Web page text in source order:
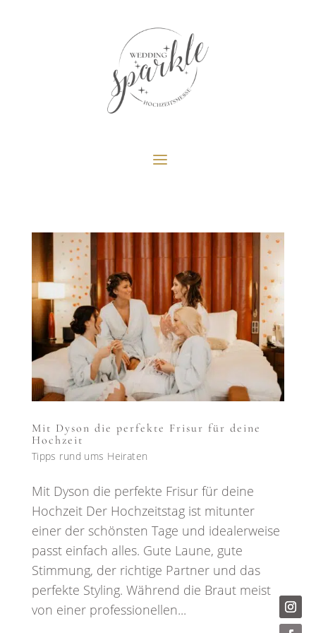
Mit Dyson die perfekte Frisur für deine
Hochzeit
Tipps rund ums Heiraten
Mit Dyson die perfekte Frisur für deine
Hochzeit Der Hochzeitstag ist mitunter
einer der schönsten Tage und idealerweise
passt einfach alles. Gute Laune, gute
Stimmung, der richtige Partner und das
perfekte Styling. Während die Braut meist
von einer professionellen...